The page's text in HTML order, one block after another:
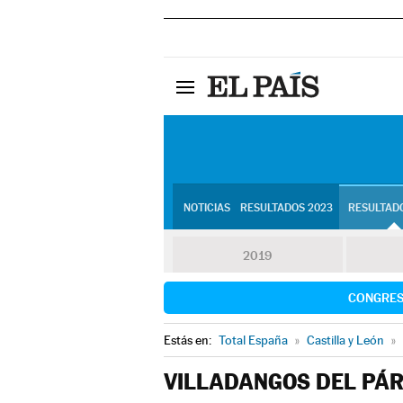
NOTICIAS RESULTADOS 2023
2019
Estás en: Total España » Castilla y León »
VILLADANGOS DEL